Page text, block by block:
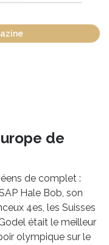
de
de complet :
Hale Bob, son
4es, les Suisses
était le meilleur
olympique sur le